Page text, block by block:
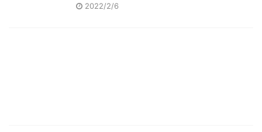
2022/2/6